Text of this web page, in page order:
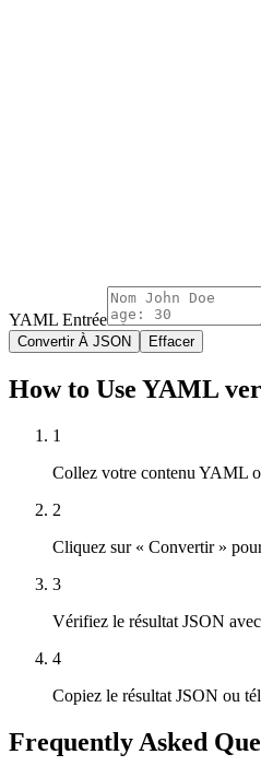
YAML Entrée
Convertir À JSON Effacer
How to Use YAML
1
Collez votre contenu YAML
2
Cliquez sur « Convertir »
3
Vérifiez le résultat JSON
4
Copiez le résultat JSON ou
Frequently Asked